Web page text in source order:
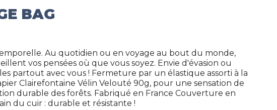
BAG
Au quotidien ou en voyage au bout du monde,
vos pensées où que vous soyez. Envie d'évasion ou
partout avec vous ! Fermeture par un élastique assorti à la
Clairefontaine Vélin Velouté 90g, pour une sensation de
durable des forêts. Fabriqué en France Couverture en
du cuir : durable et résistante !